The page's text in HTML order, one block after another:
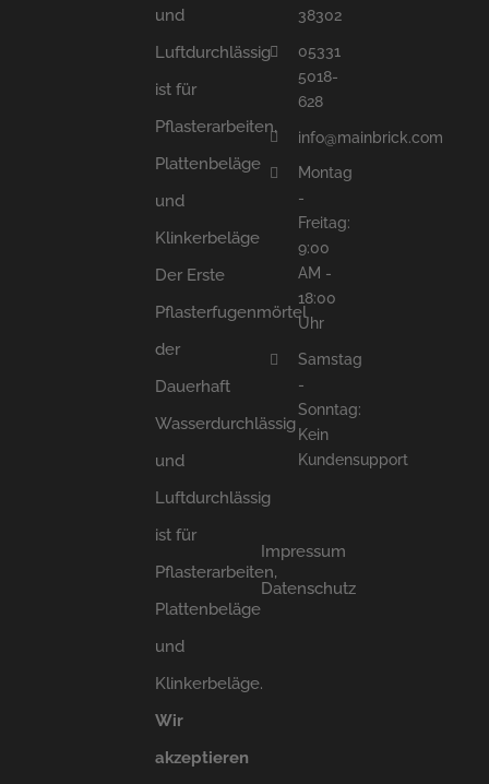
und
Luftdurchlässig
ist für
Pflasterarbeiten,
Plattenbeläge
und
Klinkerbeläge
Der Erste
Pflasterfugenmörtel
der
Dauerhaft
Wasserdurchlässig
und
Luftdurchlässig
ist für
Pflasterarbeiten,
Plattenbeläge
und
Klinkerbeläge.
Wir
akzeptieren
38302
05331
5018-
628
info@mainbrick.com
Montag
-
Freitag:
9:00
AM -
18:00
Uhr
Samstag
-
Sonntag:
Kein
Kundensupport
Impressum
Datenschutz